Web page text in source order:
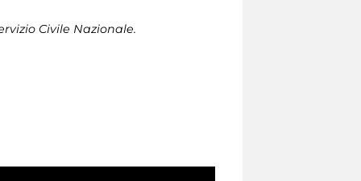
Civile Nazionale.